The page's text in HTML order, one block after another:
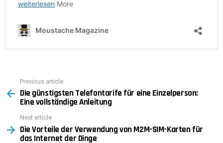
more
Previous article
Die günstigsten Telefontarife für eine Einzelperson:
Eine vollständige Anleitung
Next article
Die Vorteile der Verwendung von M2M-SIM-Karten für
das Internet der Dinge